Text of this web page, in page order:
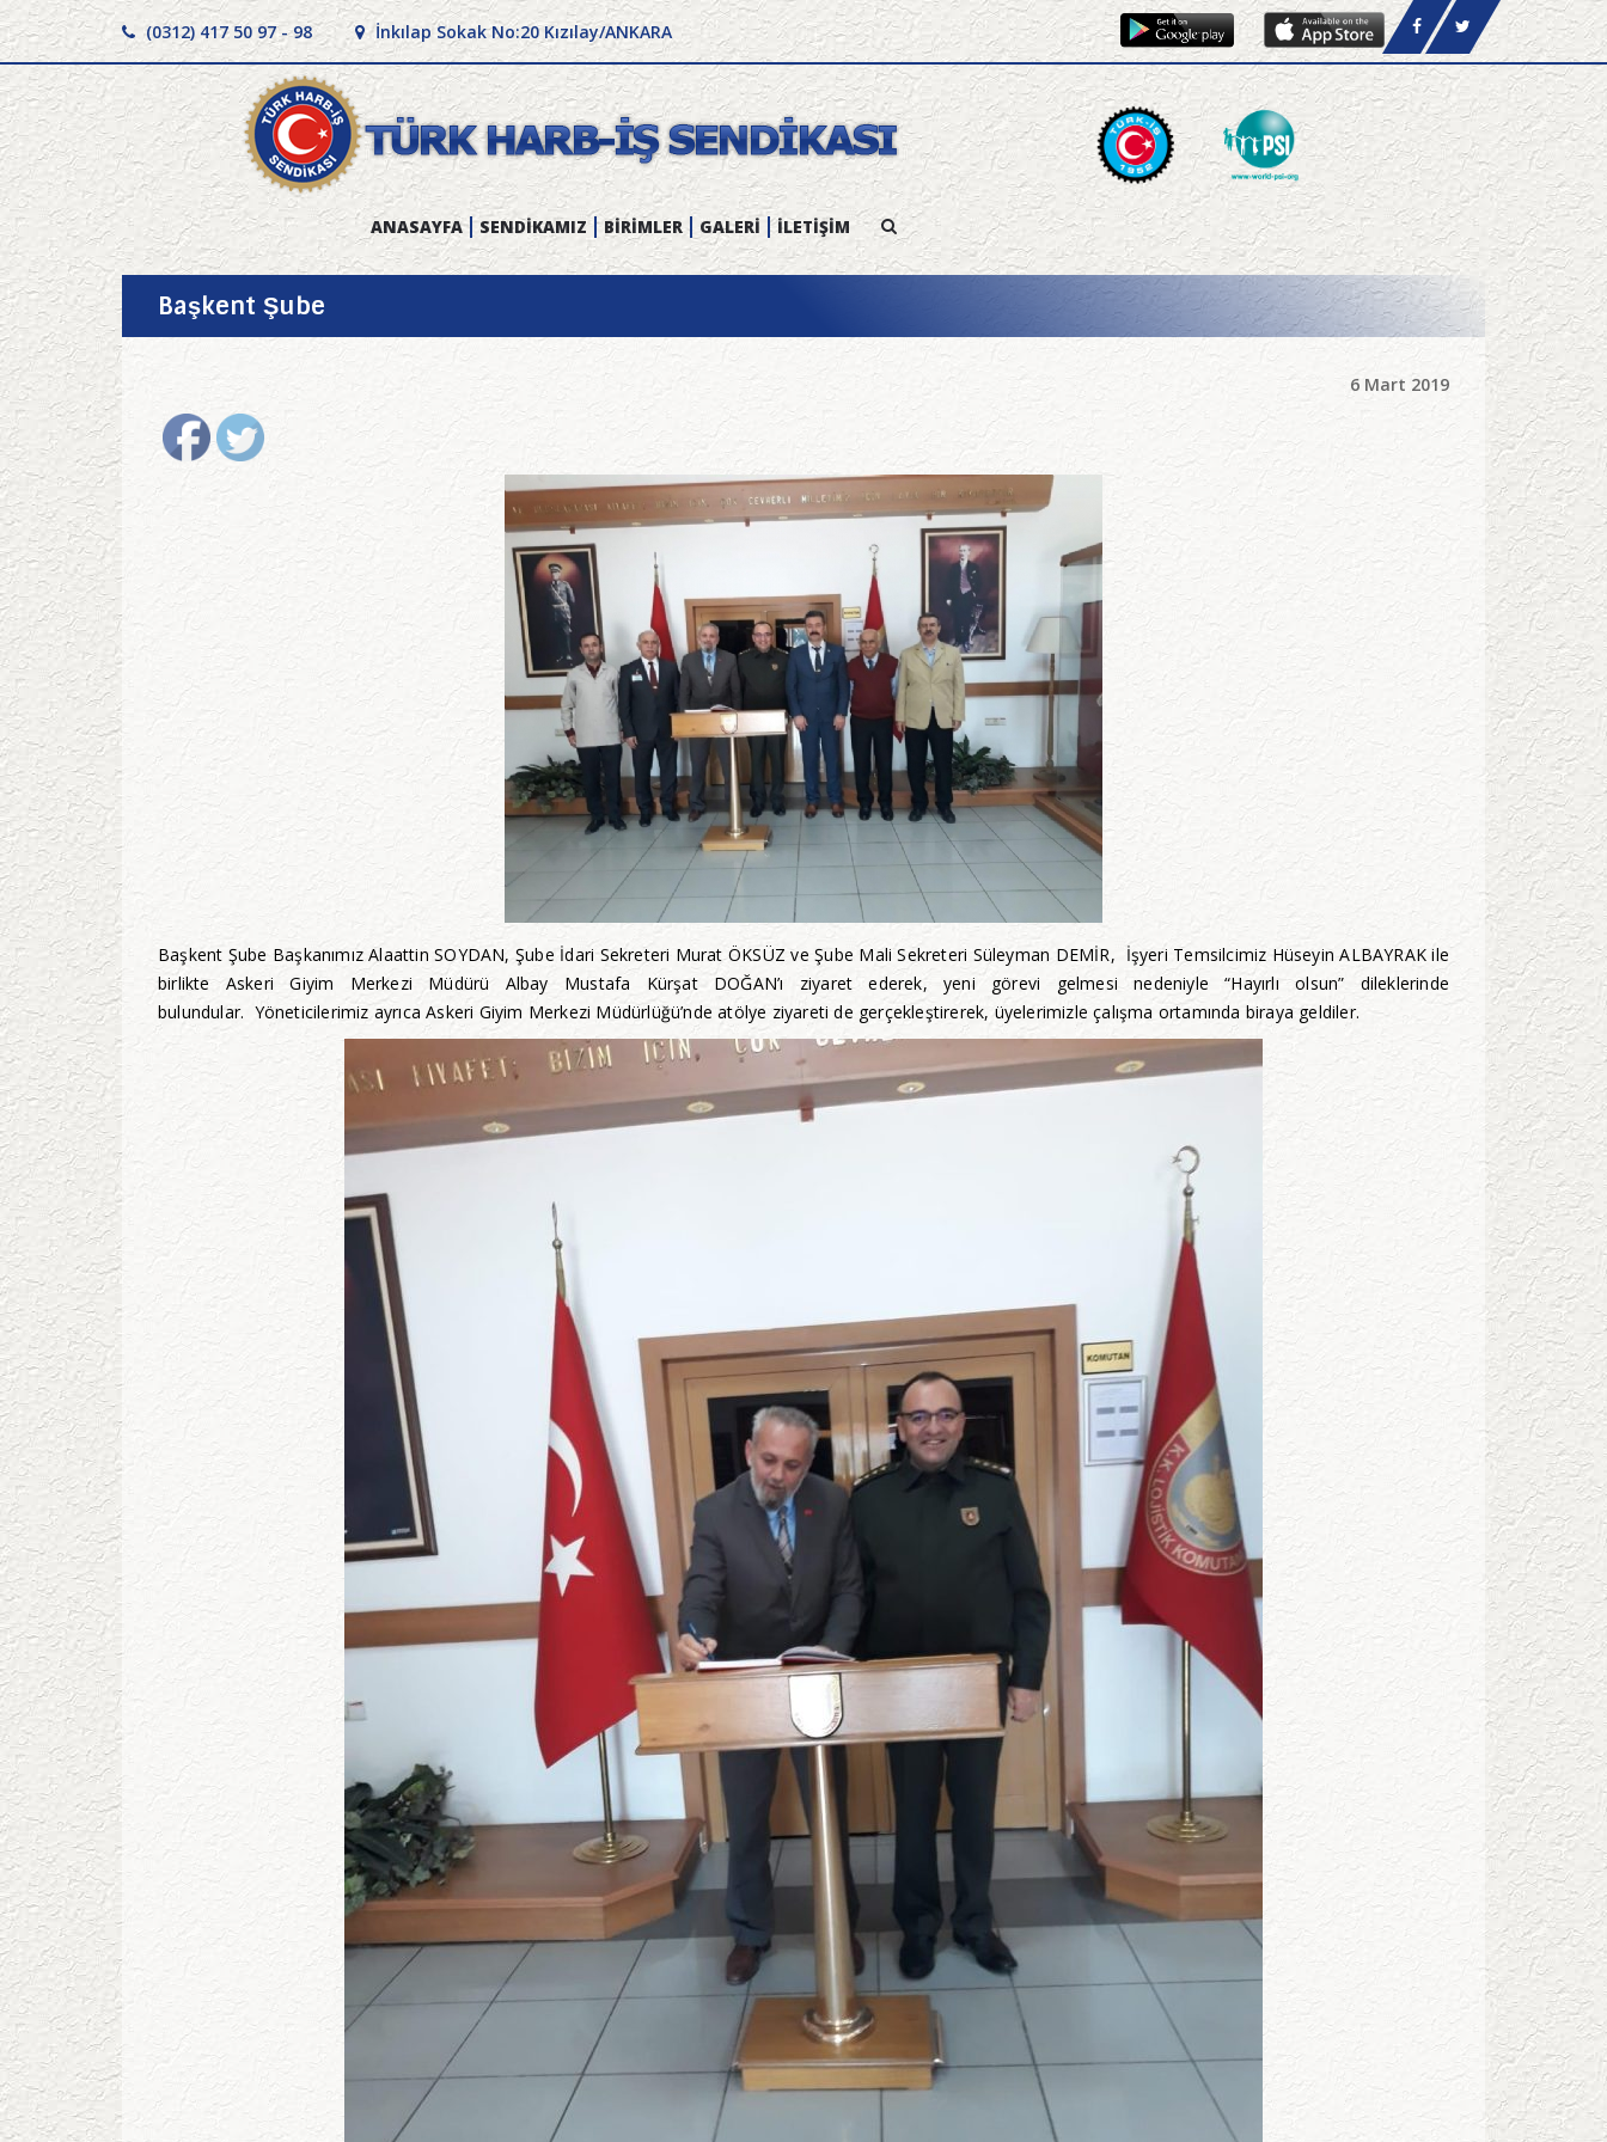
(0312) 417 50 97 - 98 İnkılap Sokak No:20 Kızılay/ANKARA
ANASAYFA SENDİKAMIZ BİRİMLER GALERİ İLETİŞİM
Başkent Şube
6 Mart 2019
Başkent Şube Başkanımız Alaattin SOYDAN, Şube İdari Sekreteri Murat ÖKSÜZ ve Şube Mali Sekreteri Süleyman DEMİR, İşyeri Temsilcimiz Hüseyin ALBAYRAK ile
birlikte Askeri Giyim Merkezi Müdürü Albay Mustafa Kürşat DOĞAN’ı ziyaret ederek, yeni görevi gelmesi nedeniyle “Hayırlı olsun” dileklerinde
bulundular. Yöneticilerimiz ayrıca Askeri Giyim Merkezi Müdürlüğü’nde atölye ziyareti de gerçekleştirerek, üyelerimizle çalışma ortamında biraya geldiler.